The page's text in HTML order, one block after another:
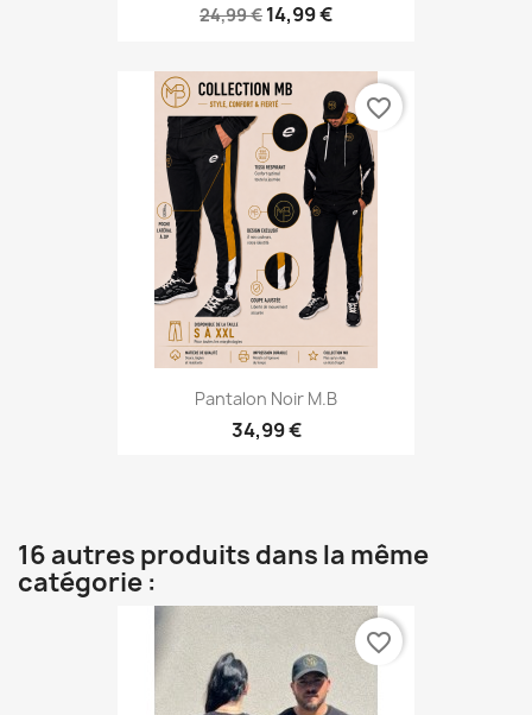
24,99 € 14,99 €
Pantalon Noir M.B
34,99 €
favorite_border
16 autres produits dans la même
catégorie :
favorite_border